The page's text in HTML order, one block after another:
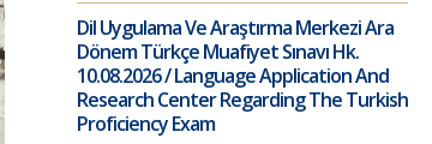
Dil Uygulama Ve Araştırma Merkezi Ara
Dönem Türkçe Muafiyet Sınavı Hk.
10.08.2026 / Language Application And
Research Center Regarding The Turkish
Proficiency Exam